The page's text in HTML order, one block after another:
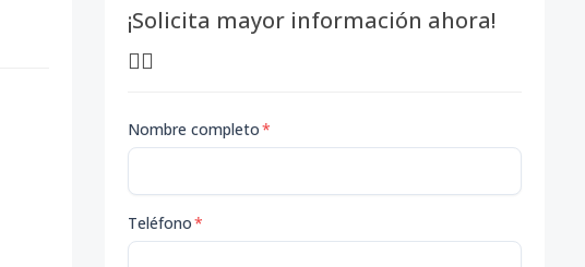
¡Solicita mayor información ahora!
👇🏽
Nombre completo*
Teléfono*